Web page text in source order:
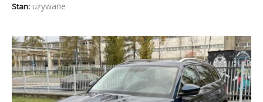
Stan: używane